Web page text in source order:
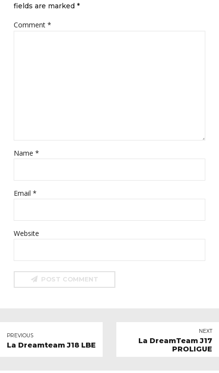
fields are marked *
Comment *
Name *
Email *
Website
POST COMMENT
PREVIOUS
La Dreamteam J18 LBE
NEXT
La DreamTeam J17
PROLIGUE